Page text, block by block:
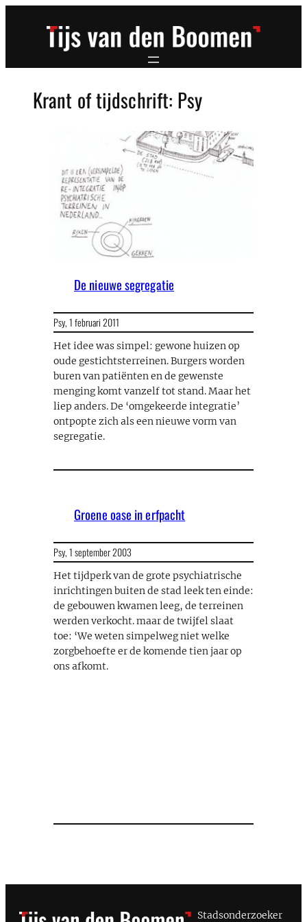
Krant of tijdschrift: Psy
De nieuwe segregatie
Psy,1 februari 2011
Het idee was simpel: gewone huizen op
oude gestichtsterreinen. Burgers worden
buren van patiënten en de gewenste
menging komt vanzelf tot stand. Maar het
liep anders. De ‘omgekeerde integratie’
ontpopte zich als een nieuwe vorm van
segregatie.
Groene oase in erfpacht
Psy,1 september 2003
Het tijdperk van de grote psychiatrische
inrichtingen buiten de stad leek ten einde:
de gebouwen kwamen leeg, de terreinen
werden verkocht. maar de twijfel slaat
toe: ‘We weten simpelweg niet welke
zorgbehoefte er de komende tien jaar op
ons afkomt.
Stadsonderzoeker